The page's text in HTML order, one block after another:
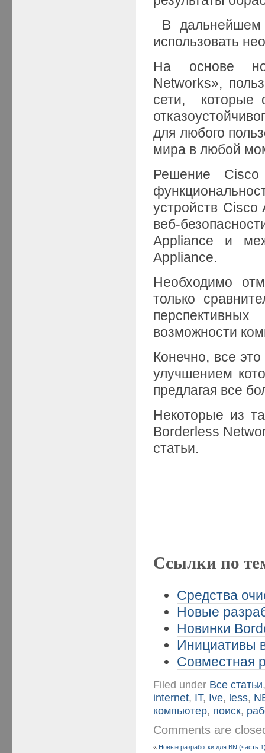
В дальнейшем
использовать
На основе
Networks»,
сети, которые
для любого
мира в любой
Решение Cisco
устройств
веб-
Appliance и
Appliance.
Необходимо
только
возможности
Конечно, все
улучшением
предлагая все
Некоторые из
Borderless
статьи.
Ссылки по
Средства
Новые
Новинки
Инициативы
Совместная
Filed under Все статьи
internet, IT, Ive, less,
компьютер, поиск,
Comments are
« Новые разработки для BN (часть